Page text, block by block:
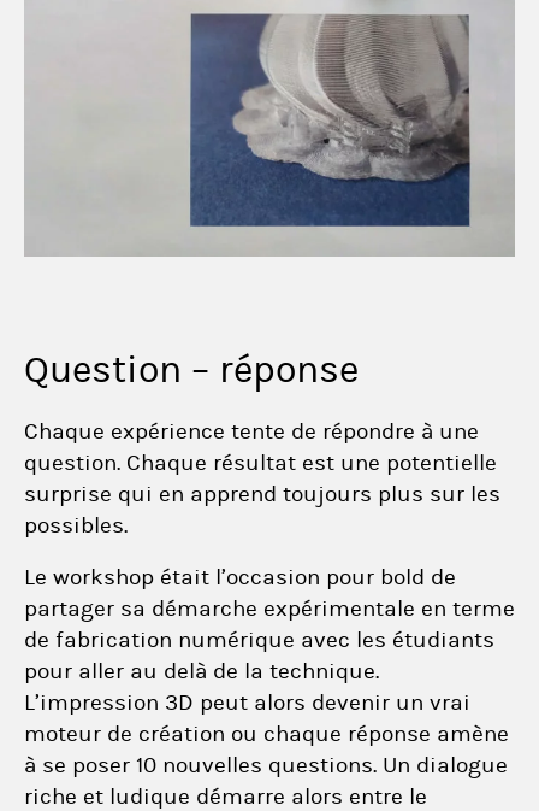
Question – réponse
Chaque expérience tente de répondre à une
question. Chaque résultat est une potentielle
surprise qui en apprend toujours plus sur les
possibles.
Le workshop était l’occasion pour bold de
partager sa démarche expérimentale en terme
de fabrication numérique avec les étudiants
pour aller au delà de la technique.
L’impression 3D peut alors devenir un vrai
moteur de création ou chaque réponse amène
à se poser 10 nouvelles questions. Un dialogue
riche et ludique démarre alors entre le